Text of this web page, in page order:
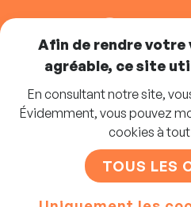
Abonnez-vous
Afin de rendre votre
agréable, ce site
En consultant notre site,
Évidemment, vous pouvez
cookies à
TOUS LES